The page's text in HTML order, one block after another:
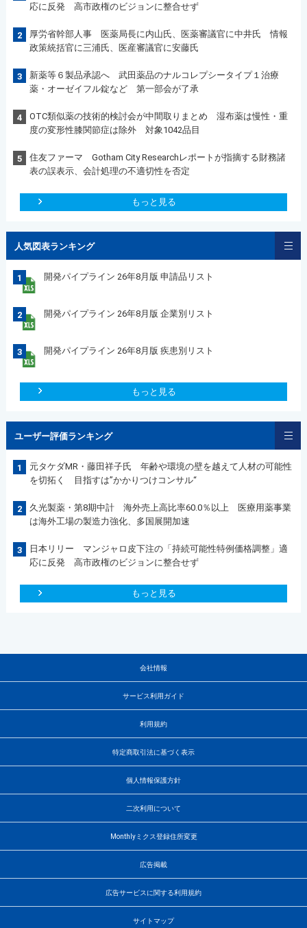
応に反発 高市政権のビジョンに整合せず
2
厚労省幹部人事 医薬局長に内山氏、医薬審議官に中井氏 情報
政策統括官に三浦氏、医産審議官に安藤氏
3
新薬等６製品承認へ 武田薬品のナルコレプシータイプ１治療
薬・オーゼイフル錠など 第一部会が了承
4
OTC類似薬の技術的検討会が中間取りまとめ 湿布薬は慢性・重
度の変形性膝関節症は除外 対象1042品目
5
住友ファーマ Gotham City Researchレポートが指摘する財務諸
表の誤表示、会計処理の不適切性を否定
もっと見る
人気図表ランキング
1 開発パイプライン 26年8月版 申請品リスト
2 開発パイプライン 26年8月版 企業別リスト
3 開発パイプライン 26年8月版 疾患別リスト
もっと見る
ユーザー評価ランキング
1
元タケダMR・藤田祥子氏 年齢や環境の壁を越えて人材の可能性
を切拓く 目指すは”かかりつけコンサル“
2
久光製薬・第8期中計 海外売上高比率60.0％以上 医療用薬事業
は海外工場の製造力強化、多国展開加速
3
日本リリー マンジャロ皮下注の「持続可能性特例価格調整」適
応に反発 高市政権のビジョンに整合せず
もっと見る
会社情報
サービス利用ガイド
利用規約
特定商取引法に基づく表示
個人情報保護方針
二次利用について
Monthlyミクス登録住所変更
広告掲載
広告サービスに関する利用規約
サイトマップ